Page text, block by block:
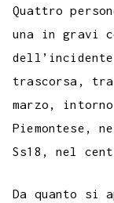
e
b
o
o
k
t
t
e
r
A
p
p
p
y
L
i
n
Quattro
una in gravi
trascorsa, tra
marzo,
Piemontese,
Ss18, nel
Da quanto si